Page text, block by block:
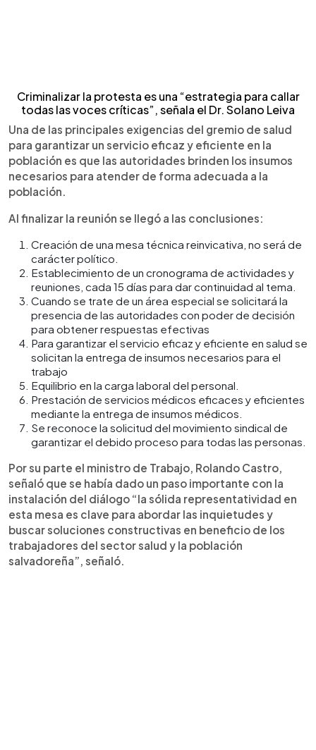
Criminalizar la protesta es una “estrategia para callar
todas las voces críticas”, señala el Dr. Solano Leiva
Una de las principales exigencias del gremio de salud
para garantizar un servicio eficaz y eficiente en la
población es que las autoridades brinden los insumos
necesarios para atender de forma adecuada a la
población.
Al finalizar la reunión se llegó a las conclusiones:
Creación de una mesa técnica reinvicativa, no será de
carácter político.
Establecimiento de un cronograma de actividades y
reuniones, cada 15 días para dar continuidad al tema.
Cuando se trate de un área especial se solicitará la
presencia de las autoridades con poder de decisión
para obtener respuestas efectivas
Para garantizar el servicio eficaz y eficiente en salud se
solicitan la entrega de insumos necesarios para el
trabajo
Equilibrio en la carga laboral del personal.
Prestación de servicios médicos eficaces y eficientes
mediante la entrega de insumos médicos.
Se reconoce la solicitud del movimiento sindical de
garantizar el debido proceso para todas las personas.
Por su parte el ministro de Trabajo, Rolando Castro,
señaló que se había dado un paso importante con la
instalación del diálogo “la sólida representatividad en
esta mesa es clave para abordar las inquietudes y
buscar soluciones constructivas en beneficio de los
trabajadores del sector salud y la población
salvadoreña”, señaló.